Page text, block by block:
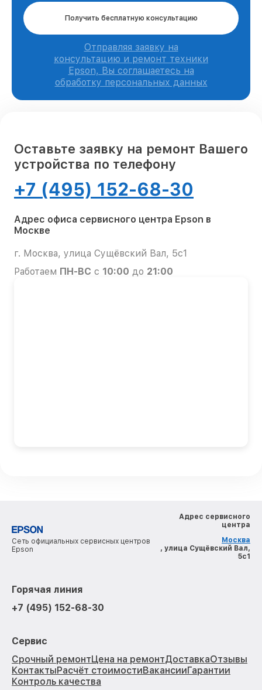
Получить бесплатную консультацию
Отправляя заявку на
консультацию и ремонт техники
Epson, Вы соглашаетесь на
обработку персональных данных
Оставьте заявку на ремонт Вашего
устройства по телефону
+7 (495) 152-68-30
Адрес офиса сервисного центра Epson в
Москве
г. Москва, улица Сущёвский Вал, 5с1
Работаем ПН-ВС с 10:00 до 21:00
Сеть официальных сервисных центров
Epson
Адрес сервисного
центра
Москва
, улица Сущёвский Вал,
5с1
Горячая линия
+7 (495) 152-68-30
Сервис
Срочный ремонтЦена на ремонтДоставкаОтзывы
КонтактыРасчёт стоимостиВакансииГарантии
Контроль качества